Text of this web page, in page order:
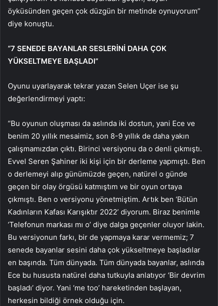
öyküsünden geçen çok düzgün bir metinde oynuyorum”
diye konuştu.
“7 SENEDE BAYANLAR SESLERİNİ DAHA ÇOK
YÜKSELTMEYE BAŞLADI”
Oyunu uyarlayarak tekrar yazan Selen Uçer ise şu
değerlendirmeyi yaptı:
“Bu oyunun oluşması da aslında iki dostun, yani Ece ve
benim 20 yıllık mesaimiz, son 8-9 yıllık de daha yakın
çalışmamızdan çıktı. Birinci versiyonu da o denli çıkmıştı.
Evvel Seren Şahiner iki kişi için bir derleme yapmıştı. Ben
o derlemeyi alıp günümüzde geçen, natürel o günde
geçen bir olay örgüsü katmıştım ve bir oyun ortaya
çıkmıştı. Ben o versiyonu yönetmiştim. Artık ben ‘Bütün
Kadınların Kafası Karışıktır 2022’ diyorum. Biraz benimle
‘Telefonun markası mı o’ diye dalga geçenler oluyor lakin.
Bu versiyonun farkı, bir de yapmaya karar vermemiz; 7
senede bayanlar sesini daha çok yükseltmeye başladılar
en başında. Tüm dünyada. Tüm dünyada bayanlar, aslında
Ece bu hususta natürel daha tutkuyla anlatıyor ‘Bir devrim
başladı’ diyor. Yani ‘me too’ hareketinden başlayan,
herkesin bildiği örnek olduğu için.